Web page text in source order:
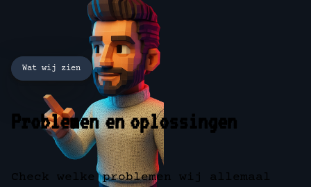
Wat wij zien
Problemen en oplossingen
Check welke problemen wij allemaal